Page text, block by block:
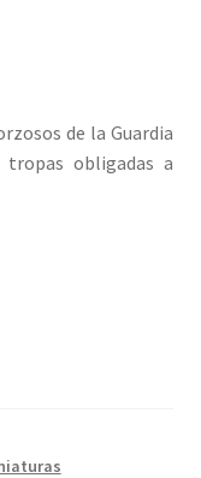
de la Guardia
obligadas a